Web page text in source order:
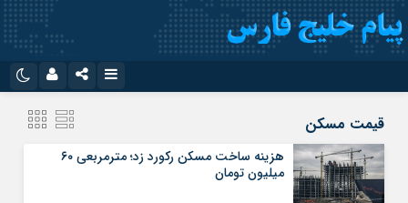
سروش
آپارات
رمز عبور
قیمت مسکن
هزینه ساخت مسکن رکورد زد؛ مترمربعی ۶۰
میلیون تومان